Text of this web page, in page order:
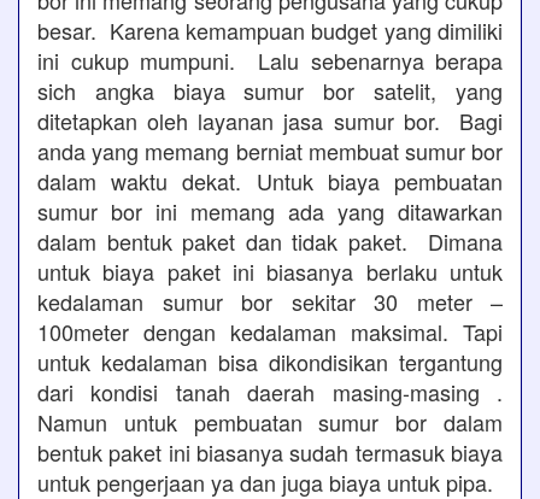
besar. Karena kemampuan budget yang dimiliki
ini cukup mumpuni. Lalu sebenarnya berapa
sich angka biaya sumur bor satelit, yang
ditetapkan oleh layanan jasa sumur bor. Bagi
anda yang memang berniat membuat sumur bor
dalam waktu dekat. Untuk biaya pembuatan
sumur bor ini memang ada yang ditawarkan
dalam bentuk paket dan tidak paket. Dimana
untuk biaya paket ini biasanya berlaku untuk
kedalaman sumur bor sekitar 30 meter –
100meter dengan kedalaman maksimal. Tapi
untuk kedalaman bisa dikondisikan tergantung
dari kondisi tanah daerah masing-masing .
Namun untuk pembuatan sumur bor dalam
bentuk paket ini biasanya sudah termasuk biaya
untuk pengerjaan ya dan juga biaya untuk pipa.